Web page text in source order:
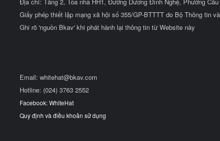
Giấy phép thiết lập mạng xã hội số 355/GP-BTTTT do Bộ Thông tin
Ghi rõ 'nguồn Bkav' khi phát hành lại thông tin từ Website này
Email: whitehat@bkav.com
Hotline: (024) 3763 2552
Facebook: WhiteHat
Quy định và điều khoản sử dụng